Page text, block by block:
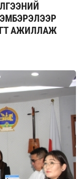
АЖИЛЛАЖ